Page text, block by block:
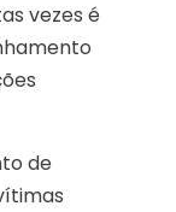
vezes é
de